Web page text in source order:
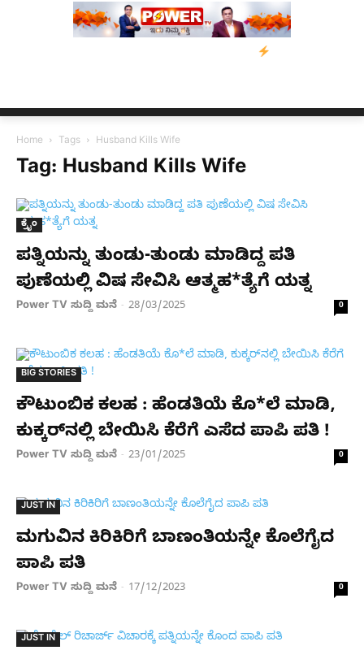
ನ್ಯೂಸ್ ಕಾರ್ಪ್‌ಗೆ
Home Tags Husband Kills Wife
Tag: Husband Kills Wife
ಕ್ರೈಂ
ಪತ್ನಿಯನ್ನು ತುಂಡು-ತುಂಡು ಮಾಡಿದ್ದ ಪತಿ
ಪುಣೆಯಲ್ಲಿ ವಿಷ ಸೇವಿಸಿ ಆತ್ಮಹ*ತ್ಯೆಗೆ ಯತ್ನ
Power TV ಸುದ್ದಿ ಮನೆ - 28/03/2025 0
BIG STORIES
ಕೌಟುಂಬಿಕ ಕಲಹ : ಹೆಂಡತಿಯೆ ಕೊ*ಲೆ ಮಾಡಿ,
ಕುಕ್ಕರ್​ನಲ್ಲಿ ಬೇಯಿಸಿ ಕೆರೆಗೆ ಎಸೆದ ಪಾಪಿ ಪತಿ !
Power TV ಸುದ್ದಿ ಮನೆ - 23/01/2025 0
JUST IN
ಮಗುವಿನ ಕಿರಿಕಿರಿಗೆ ಬಾಣಂತಿಯನ್ನೇ ಕೊಲೆಗೈದ
ಪಾಪಿ ಪತಿ
Power TV ಸುದ್ದಿ ಮನೆ - 17/12/2023 0
JUST IN